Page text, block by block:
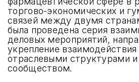
торгово-экономических и
связей между двумя
была проведена серия
деловых мероприятий,
укрепление
отраслевыми структурами и
сообществом.